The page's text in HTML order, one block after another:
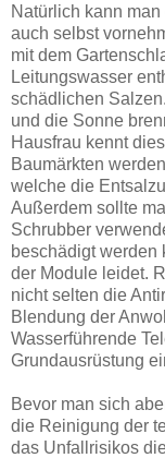
Natürlich kann
auch selbst
mit dem
Leitungswasser
schädlichen
und die Sonne
Hausfrau kennt
Baumärkten
welche die
Außerdem sollte
Schrubber
beschädigt werden
der Module leidet.
nicht selten die
Blendung der
Wasserführende
Grundausrüstung
Bevor man sich
die Reinigung der
das Unfallrisikos